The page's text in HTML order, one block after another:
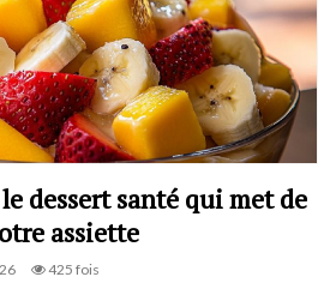
dessert santé qui met de
assiette
425 fois